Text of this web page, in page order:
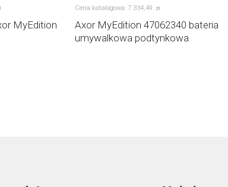
MyEdition
Cena katalogowa: 7 334,49 zł
Axor MyEdition 47062340 bateria
umywalkowa podtynkowa